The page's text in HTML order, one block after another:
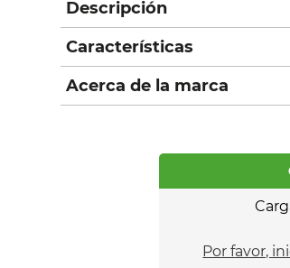
Descripción
Características
Acerca de la marca
Por favor,